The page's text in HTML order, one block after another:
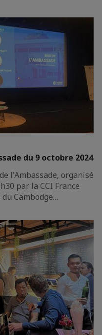
du 9 octobre 2024
l'Ambassade, organisé
par la CCI France
Cambodge…